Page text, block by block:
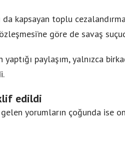
da kapsayan toplu
göre de savaş
yaptığı paylaşım, yalnızca
edildi
yorumların çoğunda ise